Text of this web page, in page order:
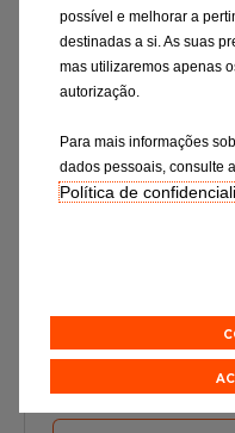
Orçamento
possível e melhorar a
destinadas a si. As suas
mas utilizaremos apenas
autorização.
Para mais informações
dados pessoais, consulte
Política de